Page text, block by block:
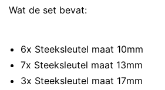
Wat de set bevat:
6x Steeksleutel maat 10mm
7x Steeksleutel maat 13mm
3x Steeksleutel maat 17mm